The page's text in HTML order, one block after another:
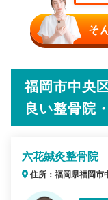
そ
福岡市中央
良い整骨院
六花鍼灸整骨院
住所：福岡県福岡